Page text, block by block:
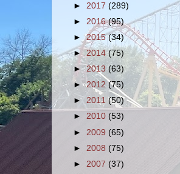
► 2017 (289)
► 2016(95)
►2015(34)
► 2014(75)
►2013(63)
►2012 (75)
► 2011 (50)
► 2010 (53)
► 2009 (65)
► 2008 (75)
► 2007 (37)